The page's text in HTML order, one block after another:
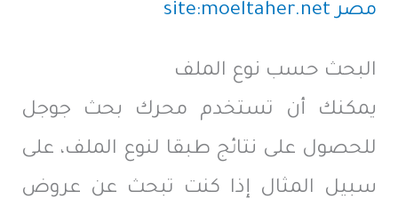
مصر site:moeltaher.net
البحث حسب نوع الملف
يمكنك أن تستخدم محرك بحث جوجل
للحصول على نتائج طبقا لنوع الملف، على
سبيل المثال إذا كنت تبحث عن عروض